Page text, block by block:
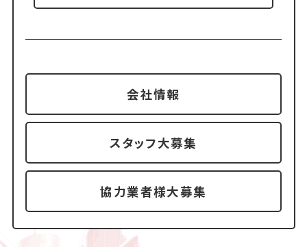
会社情報
スタッフ大募集
協力業者様大募集